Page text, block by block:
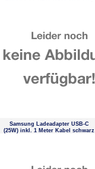
Samsung Ladeadapter USB-C
(25W) inkl. 1 Meter Kabel schwarz